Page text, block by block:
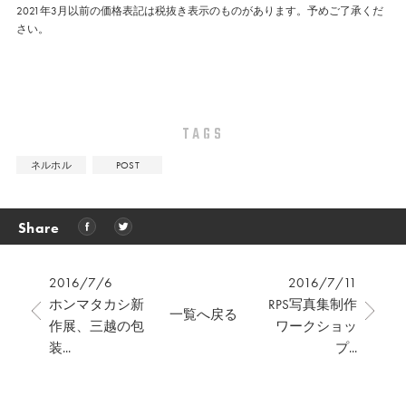
2021年3月以前の価格表記は税抜き表示のものがあります。予めご了承くだ
さい。
TAGS
ネルホル POST
Share
2016/7/6
ホンマタカシ新
作展、三越の包
装...
2016/7/11
RPS写真集制作
ワークショッ
プ...
一覧へ戻る